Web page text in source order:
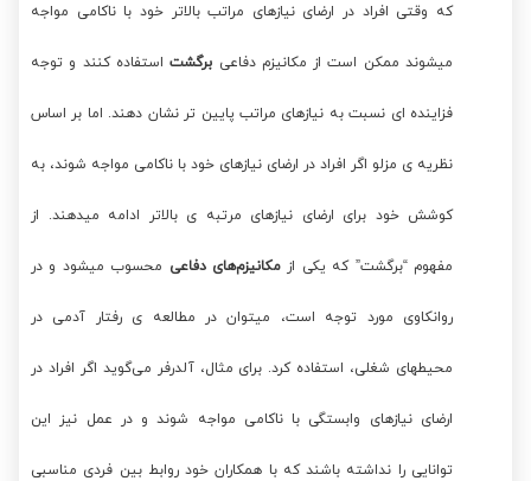
که وقتی افراد در ارضای نیازهای مراتب بالاتر خود با ناکامی مواجه
میشوند ممکن است از مکانیزم دفاعی برگشتاستفاده کنند و توجه
فزاینده ای نسبت به نیازهای مراتب پایین تر نشان دهند. اما بر اساس
نظریه ی مزلو اگر افراد در ارضای نیازهای خود با ناکامی مواجه شوند، به
کوشش خود برای ارضای نیازهای مرتبه ی بالاتر ادامه میدهند. از
مفهوم “برگشت” که یکی از مکانیزم‌های دفاعی محسوب میشود و در
روانکاوی مورد توجه است، میتوان در مطالعه ی رفتار آدمی در
محیطهای شغلی، استفاده کرد. برای مثال، آلدرفر می‌گوید اگر افراد در
ارضای نیازهای وابستگی با ناکامی مواجه شوند و در عمل نیز این
توانایی را نداشته باشند که با همکاران خود روابط بین فردی مناسبی